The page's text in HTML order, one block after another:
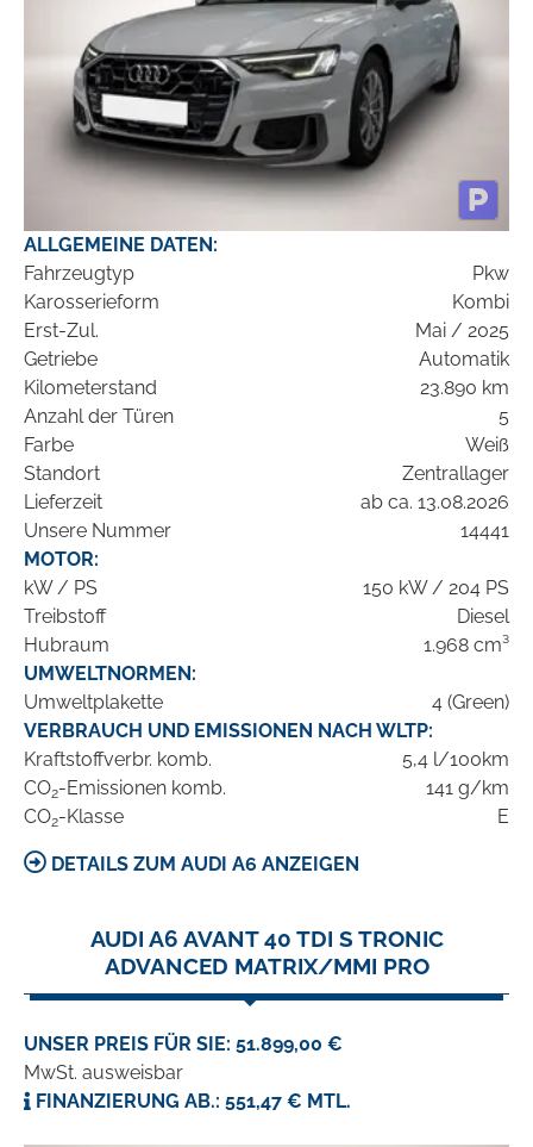
ALLGEMEINE DATEN:
Fahrzeugtyp
Pkw
Karosserieform
Kombi
Erst-Zul.
Mai / 2025
Getriebe
Automatik
Kilometerstand
23.890 km
Anzahl der Türen
5
Farbe
Weiß
Standort
Zentrallager
Lieferzeit
ab ca. 13.08.2026
Unsere Nummer
14441
MOTOR:
kW / PS
150 kW / 204 PS
Treibstoff
Diesel
Hubraum
1.968 cm³
UMWELTNORMEN:
Umweltplakette
4 (Green)
VERBRAUCH UND EMISSIONEN NACH WLTP:
Kraftstoffverbr. komb.
5,4 l/100km
CO2-Emissionen komb.
141 g/km
CO2-Klasse E
DETAILS ZUM AUDI A6 ANZEIGEN
AUDI A6 AVANT 40 TDI S TRONIC
ADVANCED MATRIX/MMI PRO
UNSER PREIS FÜR SIE: 51.899,00 €
MwSt. ausweisbar
FINANZIERUNG AB.: 551,47 € MTL.